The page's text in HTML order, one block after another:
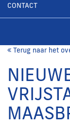
CONTACT
Terug naar het